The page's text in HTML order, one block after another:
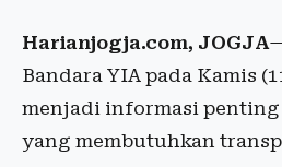
Harianjogja.com, JOGJA
Bandara YIA pada Kamis
menjadi informasi
yang membutuhkan